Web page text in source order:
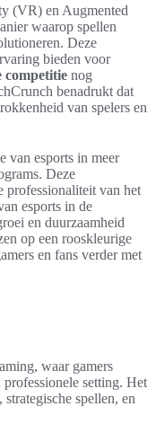
(VR) en Augmented
waarop spellen
Deze
bieden voor
competitie nog
benadrukt dat
van spelers en
van esports in meer
Deze
van het
esports in de
en duurzaamheid
op een rooskleurige
en fans verder met
waar gamers
setting. Het
spellen, en